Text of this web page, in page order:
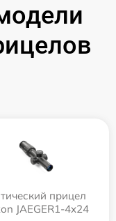
прицел
JAEGER1-4x24